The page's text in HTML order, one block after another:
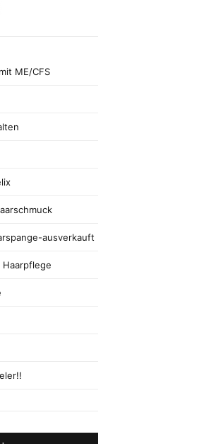
ME/CFS
ausverkauft
Haarpflege